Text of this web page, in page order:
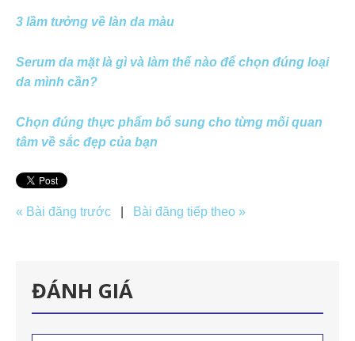
3 lầm tưởng về làn da màu
Serum da mặt là gì và làm thế nào để chọn đúng loại
da mình cần?
Chọn đúng thực phẩm bổ sung cho từng mối quan
tâm về sắc đẹp của bạn
« Bài đăng trước Bài đăng tiếp theo »
ĐÁNH GIÁ